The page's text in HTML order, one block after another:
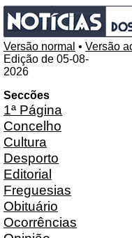
Versão normal • Versão
Edição de 05-08-
2026
Seccões
1ª Página
Concelho
Cultura
Desporto
Editorial
Freguesias
Obituário
Ocorrências